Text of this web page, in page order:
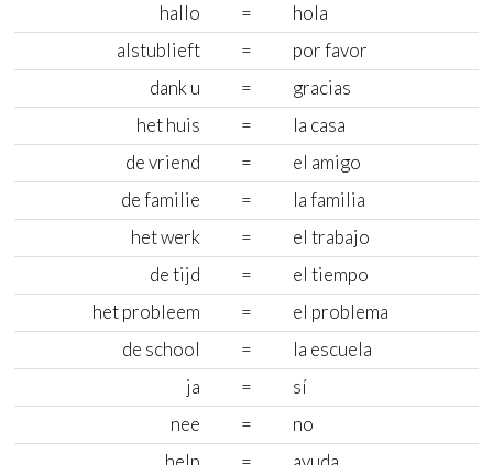
hallo
=
hola
alstublieft
=
por favor
dank u
=
gracias
het huis
=
la casa
de vriend
=
el amigo
de familie
=
la familia
het werk
=
el trabajo
de tijd
=
el tiempo
het probleem
=
el problema
de school
=
la escuela
ja
=
sí
nee
=
no